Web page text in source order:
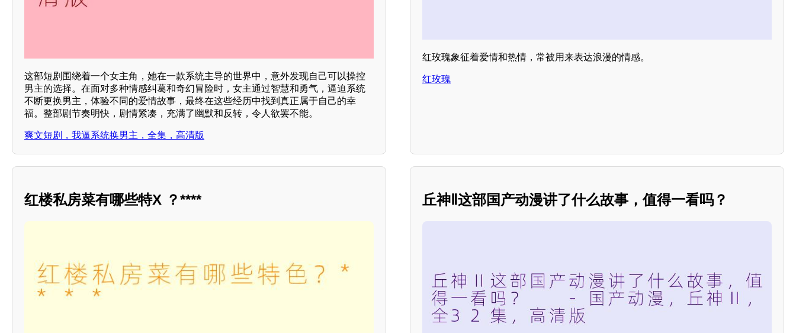
这部短剧围绕着一个女主角，她在一款系统主导的世界中，意外发现自己可以操控
男主的选择。在面对多种情感纠葛和奇幻冒险时，女主通过智慧和勇气，逼迫系统
不断更换男主，体验不同的爱情故事，最终在这些经历中找到真正属于自己的幸
福。整部剧节奏明快，剧情紧凑，充满了幽默和反转，令人欲罢不能。
爽文短剧，我逼系统换男主，全集，高清版
红玫瑰象征着爱情和热情，常被用来表达浪漫的情感。
红玫瑰
红楼私房菜有哪些特X ？**** 丘神Ⅱ这部国产动漫讲了什么故事，值得一看吗？